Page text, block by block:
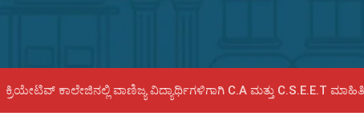
ಕ್ರಿಯೇಟಿವ್ ಕಾಲೇಜಿನಲ್ಲಿ ವಾಣಿಜ್ಯ ವಿದ್ಯಾರ್ಥಿಗಳಿಗಾಗಿ C.A ಮತ್ತು C.S.E.E.T